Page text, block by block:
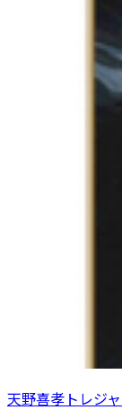
天野喜孝トレジ